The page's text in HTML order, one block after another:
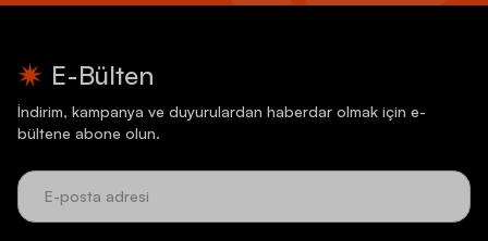
E-Bülten
İndirim, kampanya ve duyurulardan haberdar olmak için e-
bültene abone olun.